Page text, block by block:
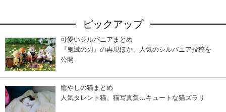
ピックアップ
可愛いシルバニアまとめ
『鬼滅の刃』の再現ほか、人気のシルバニア投稿を
公開
癒やしの猫まとめ
人気タレント猫、猫写真集…キュートな猫ズラリ